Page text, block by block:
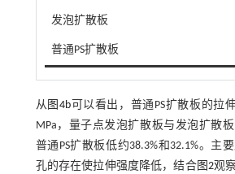
发泡扩散板
普通PS扩散板
从图4b可以看出，普通PS扩散板的拉
MPa，量子点发泡扩散板与发泡扩散
普通PS扩散板低约38.3%和32.1%。主
孔的存在使拉伸强度降低，结合图2观